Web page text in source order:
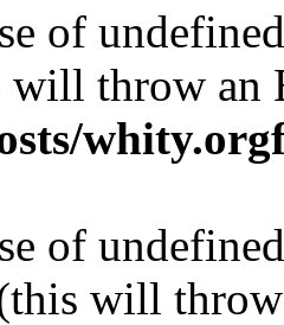
of
will throw an
of
will